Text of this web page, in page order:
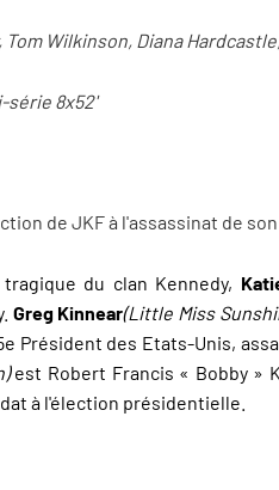
Wilkinson, Diana
série 8x52'
de JKF à l'assassinat de
du clan Kennedy,
Greg Kinnear(Little Miss
Président des Etats-Unis,
est Robert Francis « Bobby »
à l'élection présidentielle.